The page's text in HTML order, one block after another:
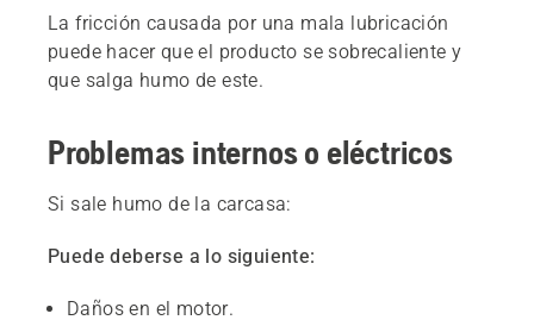
La fricción causada por una mala lubricación
puede hacer que el producto se sobrecaliente y
que salga humo de este.
Problemas internos o eléctricos
Si sale humo de la carcasa:
Puede deberse a lo siguiente:
Daños en el motor.